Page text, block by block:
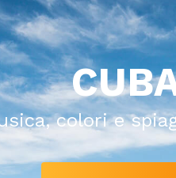
colori e